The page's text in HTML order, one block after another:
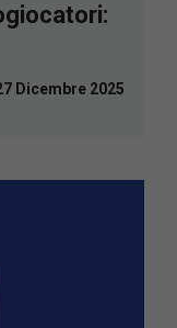
Dicembre 2025